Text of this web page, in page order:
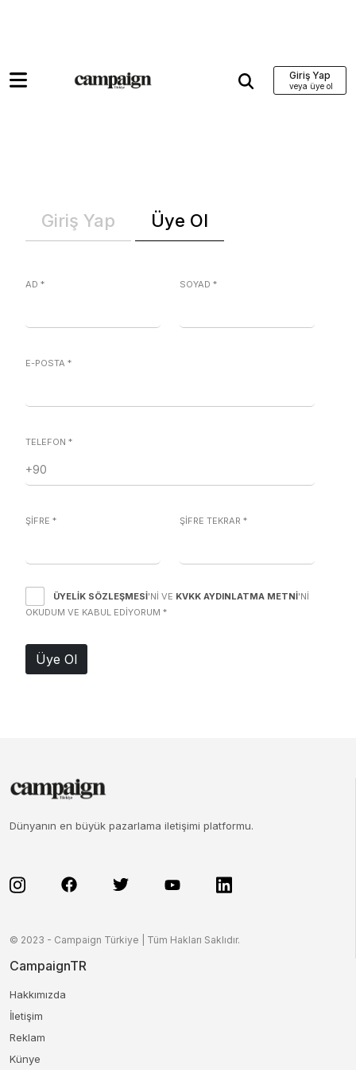
Giriş Yap
Giriş Yap Üye Ol
AD * SOYAD *
E-POSTA *
TELEFON *
ŞİFRE * ŞİFRE TEKRAR *
ÜYELIK SÖZLEŞMESI'NI VE KVKK AYDINLATMA METNI'NI
OKUDUM VE KABUL EDIYORUM *
Üye Ol
Dünyanın en büyük pazarlama iletişimi platformu.
© 2023 - Campaign Türkiye | Tüm Hakları Saklıdır.
CampaignTR
Hakkımızda
İletişim
Reklam
Künye